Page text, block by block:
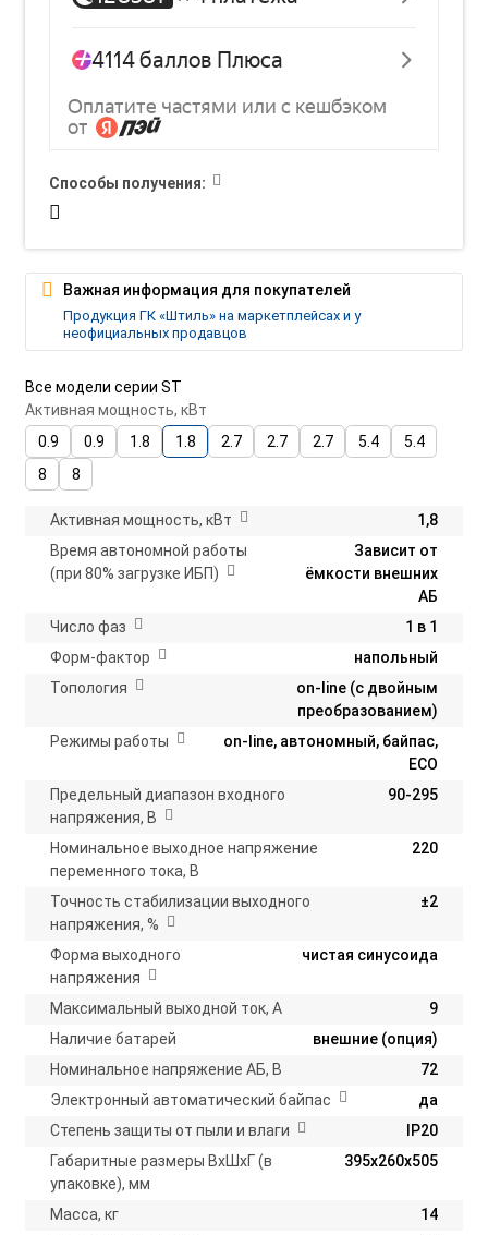
Все модели серии ST
Активная мощность, кВт
0.9
0.9 1.8 1.8 2.7 2.7 2.7 5.4
5.4
8
8
Активная мощность, кВт
1,8
Время автономной работы
(при 80% загрузке ИБП)
Зависит от
ёмкости внешних
АБ
Число фаз
1 в 1
Форм-фактор
напольный
Топология
on-line (с двойным
преобразованием)
Режимы работы
on-line, автономный, байпас,
ECO
Предельный диапазон входного
напряжения, В
90-295
Номинальное выходное напряжение
переменного тока, В
220
Точность стабилизации выходного
напряжения, %
±2
Форма выходного
напряжения
чистая синусоида
Максимальный выходной ток, А
9
Наличие батарей
внешние (опция)
Номинальное напряжение АБ, В
72
Электронный автоматический байпас
да
Степень защиты от пыли и влаги
IP20
Габаритные размеры ВхШхГ (в
упаковке), мм
395х260х505
Масса, кг
14
Способы получения:
Важная информация для покупателей
Продукция ГК «Штиль» на маркетплейсах и у
неофициальных продавцов